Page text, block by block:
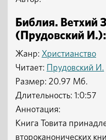
Библия. Ветхий
(Прудовский
Жанр: Христианство
Читает: Прудовский И.
Размер: 20.97 Мб.
Длительность: 1:0:57
Аннотация:
Книга Товита
второканонических